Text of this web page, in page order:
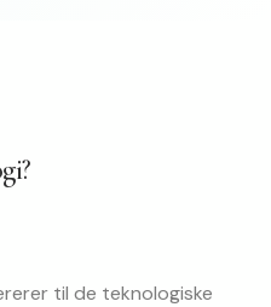
til de teknologiske